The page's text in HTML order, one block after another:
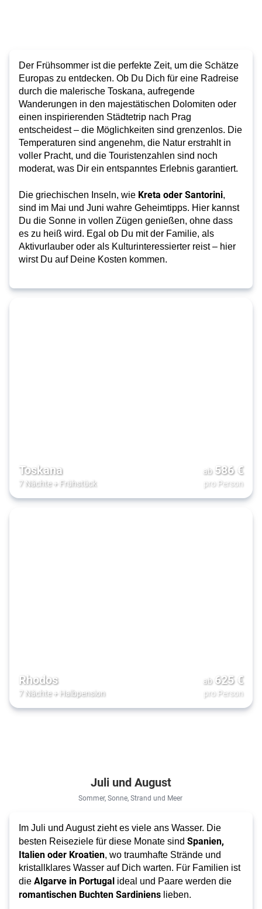
Der Frühsommer ist die perfekte Zeit, um die Schätze
Europas zu entdecken. Ob Du Dich für eine Radreise
durch die malerische Toskana, aufregende
Wanderungen in den majestätischen Dolomiten oder
einen inspirierenden Städtetrip nach Prag
entscheidest – die Möglichkeiten sind grenzenlos. Die
Temperaturen sind angenehm, die Natur erstrahlt in
voller Pracht, und die Touristenzahlen sind noch
moderat, was Dir ein entspanntes Erlebnis garantiert.
Die griechischen Inseln, wie Kreta oder Santorini,
sind im Mai und Juni wahre Geheimtipps. Hier kannst
Du die Sonne in vollen Zügen genießen, ohne dass
es zu heiß wird. Egal ob Du mit der Familie, als
Aktivurlauber oder als Kulturinteressierter reist – hier
wirst Du auf Deine Kosten kommen.
Toskana
7 Nächte+ Frühstück
ab 586€
pro Person
Rhodos
7 Nächte+ Halbpension
ab 625€
pro Person
Juli und August
Sommer, Sonne, Strand und Meer
Im Juli und August zieht es viele ans Wasser. Die
besten Reiseziele für diese Monate sind Spanien,
Italien oder Kroatien, wo traumhafte Strände und
kristallklares Wasser auf Dich warten. Für Familien ist
die Algarve in Portugal ideal und Paare werden die
romantischen Buchten Sardiniens lieben.